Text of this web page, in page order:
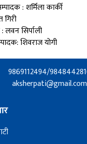
: शर्मिला कार्की
गिरी
लवन सिर्पाली
शिवराज योगी
9869112494/
aksherpati@gmail.com